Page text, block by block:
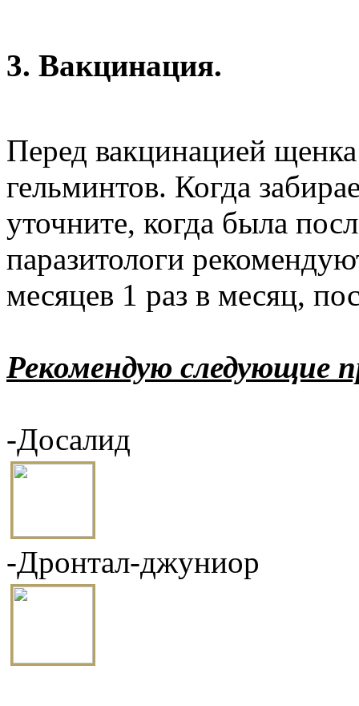
3. Вакцинация.
Перед вакцинацией
гельминтов. Когда
уточните, когда была
паразитологи
месяцев 1 раз в месяц,
Рекомендую следующие
-Досалид
-Дронтал-джуниор